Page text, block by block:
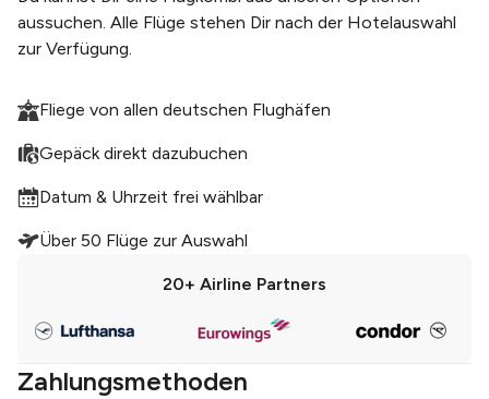
aussuchen. Alle Flüge stehen Dir nach der Hotelauswahl
zur Verfügung.
Fliege von allen deutschen Flughäfen
Gepäck direkt dazubuchen
Datum & Uhrzeit frei wählbar
Über 50 Flüge zur Auswahl
20+ Airline Partners
Zahlungsmethoden